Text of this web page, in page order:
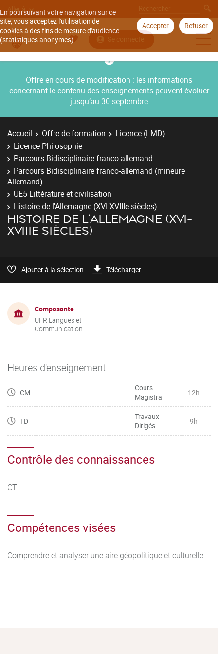
En poursuivant votre navigation sur ce
site, vous acceptez l'utilisation de
cookies à des fins de mesure d'audience
(statistiques anonymes).
Accepter Refuser
Aller à
Se connecter
Offre en cours de modification : les informations
concernant le contenu des enseignements peuvent évoluer
jusqu’au 30 septembre
Accueil Offre de formation
Licence (LMD)
Licence Philosophie
Parcours Bidisciplinaire franco-allemand
Parcours Bidisciplinaire franco-allemand (mineure
Allemand)
UE5 Littérature et civilisation
Histoire de l'Allemagne (XVI-XVIIIe siècles)
HISTOIRE DE L'ALLEMAGNE (XVI-
XVIIIE SIÈCLES)
Ajouter à la sélection Télécharger
Composante
UFR Langues et
Communication
Heures d'enseignement
CM
Cours
Magistral
12h
TD
Travaux
Dirigés
9h
Contrôle des connaissances
CT
Compétences visées
Comprendre et analyser une aire géopolitique et culturelle